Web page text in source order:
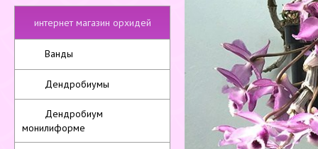
интернет магазин орхидей
Ванды
Дендробиумы
Дендробиум
монилиформе